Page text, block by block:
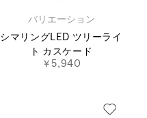
バリエーション
シマリングLED ツリーライ
ト カスケード
￥5,940